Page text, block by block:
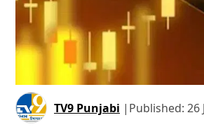
TV9 Punjabi | Published: 26